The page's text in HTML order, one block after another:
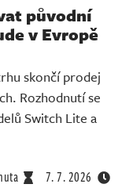
původní
v Evropě
skončí prodej
Rozhodnutí se
Switch Lite a
7. 7. 2026